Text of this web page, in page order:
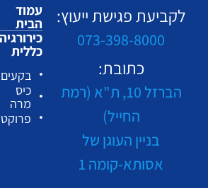
לקביעת פגישת ייעוץ:
073-398-8000
כתובת:
הברזל 10, ת"א (רמת
החייל)
בניין העוגן של
אסותא-קומה 1
עמוד
הבית
כירורגיה
כללית
בקעים
כיס
מרה